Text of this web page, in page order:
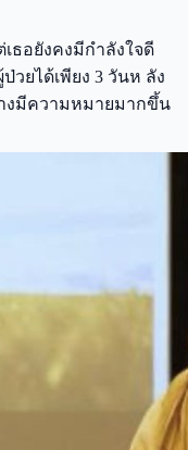
ธอยังคงมีกำลังใจดี
ยได้เพียง 3 วันห ลัง
งมีความหมายมากขึ้น